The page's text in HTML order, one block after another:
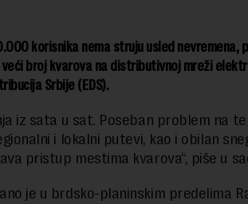
korisnika nema struju usled nevremena,
broj kvarova na distributivnoj mreži
Srbije (EDS).
iz sata u sat. Poseban problem na
i lokalni putevi, kao i obilan
pristup mestima kvarova“, piše u
je u brdsko-planinskim predelima